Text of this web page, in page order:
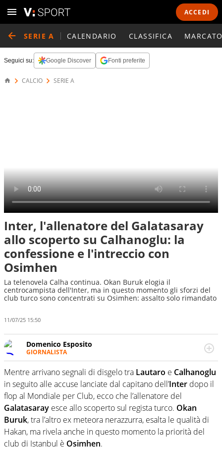
ACCEDI
SERIE A CALENDARIO CLASSIFICA
Seguici su: Google Discover Fonti preferite
CALCIO SERIE A
Inter, l'allenatore del Galatasaray
allo scoperto su Calhanoglu: la
confessione e l'intreccio con
Osimhen
La telenovela Calha continua. Okan Buruk elogia il
centrocampista dell'Inter, ma in questo momento gli sforzi del
club turco sono concentrati su Osimhen: assalto solo rimandato
11/07/25 15:50
Domenico Esposito
GIORNALISTA
Da vent’anni in campo e sul campo per vivere ogni evento
in tutte le sue sfaccettature. Passione smisurata per il
calcio e per la sfera di cuoio. Il pallone è una cosa
serissima, guai a dirgli di no
Mentre arrivano segnali di disgelo tra Lautaro e Calhanoglu
in seguito alle accuse lanciate dal capitano dell’Inter dopo il
flop al Mondiale per Club, ecco che l’allenatore del
Galatasaray esce allo scoperto sul regista turco. Okan
Buruk, tra l’altro ex meteora nerazzurra, esalta le qualità di
Hakan, ma rivela anche in questo momento la priorità del
club di Istanbul è Osimhen.